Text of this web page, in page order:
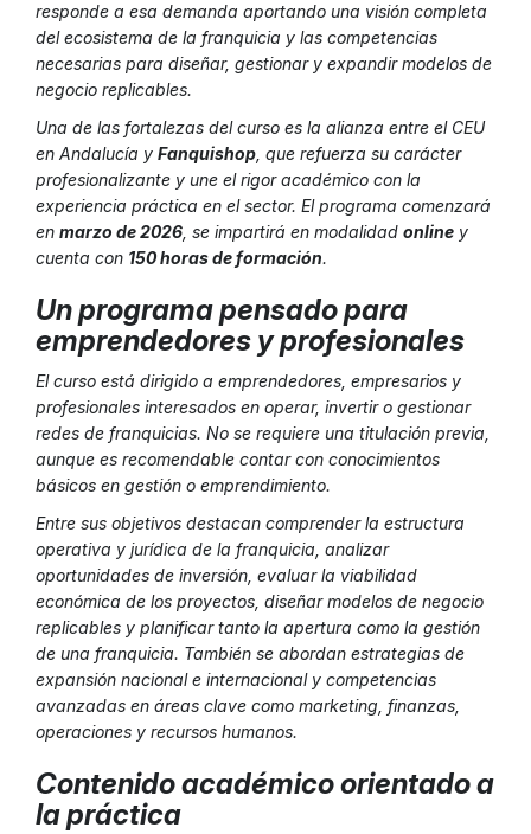
responde a esa demanda aportando una visión completa
del ecosistema de la franquicia y las competencias
necesarias para diseñar, gestionar y expandir modelos de
negocio replicables.
Una de las fortalezas del curso es la alianza entre el CEU
en Andalucía y Fanquishop , que refuerza su carácter
profesionalizante y une el rigor académico con la
experiencia práctica en el sector. El programa comenzará
en marzo de 2026 , se impartirá en modalidad online y
cuenta con 150 horas de formación.
Un programa pensado para
emprendedores y profesionales
El curso está dirigido a emprendedores, empresarios y
profesionales interesados en operar, invertir o gestionar
redes de franquicias. No se requiere una titulación previa,
aunque es recomendable contar con conocimientos
básicos en gestión o emprendimiento.
Entre sus objetivos destacan comprender la estructura
operativa y jurídica de la franquicia, analizar
oportunidades de inversión, evaluar la viabilidad
económica de los proyectos, diseñar modelos de negocio
replicables y planificar tanto la apertura como la gestión
de una franquicia. También se abordan estrategias de
expansión nacional e internacional y competencias
avanzadas en áreas clave como marketing, finanzas,
operaciones y recursos humanos.
Contenido académico orientado a
la práctica